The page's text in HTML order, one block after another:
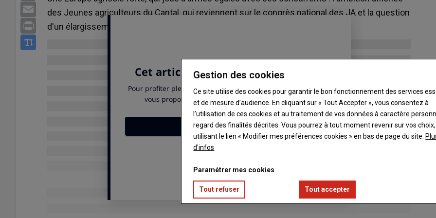
Email
Print
des Jeunes agriculteurs du Cantal, qui reviennent sur le congrès national des JA et la question
d'un élargissement de l'UE à l'Ukraine.
Gestion des cookies
Ce site utilise des cookies pour garantir le bon fonctionnement des services
et de mesure d’audience. En cliquant sur « Tout Accepter », vous consentez à
l’utilisation de ces cookies et au traitement de vos données à caractère
regard des finalités décrites. Vous pourrez à tout moment revenir sur vos
utilisant le lien « Modifier mes préférences cookies » en bas de page du site.
d'infos
Paramétrer mes cookies
Tout refuser Tout accepter